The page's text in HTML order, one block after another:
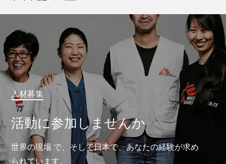
人材募集
活動に参加しませんか
世界の現場 で、そして日本で、あなたの経験が求め
られています。